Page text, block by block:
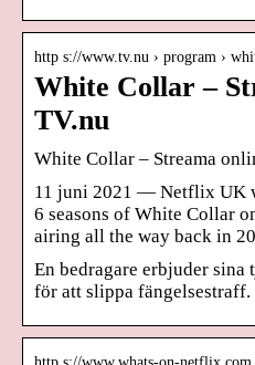
http s://www.tv.nu › program ›
White Collar –
TV.nu
White Collar – Streama
11 juni 2021 — Netflix UK
6 seasons of White Collar
airing all the way back in
En bedragare erbjuder
för att slippa fängelsestraff.